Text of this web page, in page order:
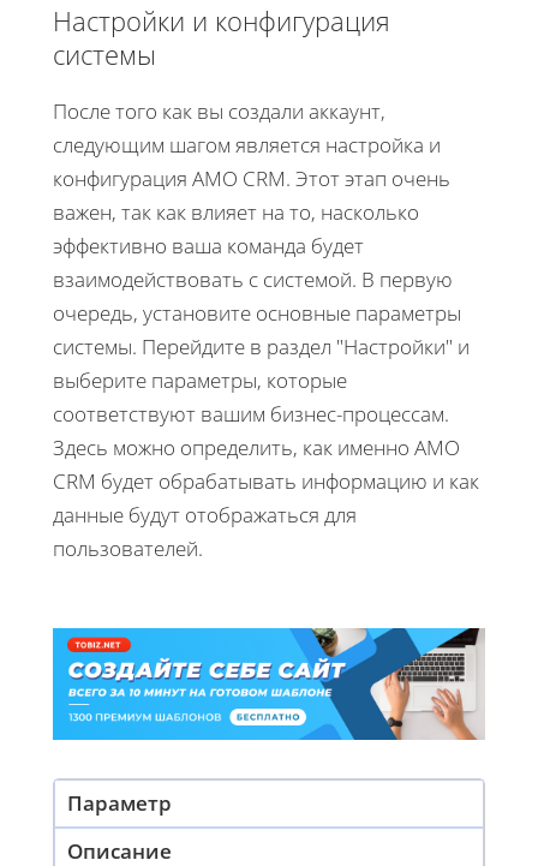
Настройки и конфигурация
системы
После того как вы создали аккаунт,
следующим шагом является настройка и
конфигурация AMO CRM. Этот этап очень
важен, так как влияет на то, насколько
эффективно ваша команда будет
взаимодействовать с системой. В первую
очередь, установите основные параметры
системы. Перейдите в раздел "Настройки" и
выберите параметры, которые
соответствуют вашим бизнес-процессам.
Здесь можно определить, как именно AMO
CRM будет обрабатывать информацию и как
данные будут отображаться для
пользователей.
Параметр
Описание